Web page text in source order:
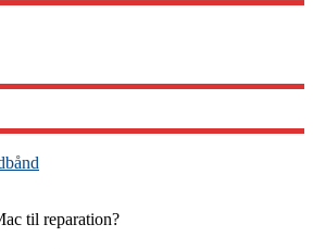
til reparation?